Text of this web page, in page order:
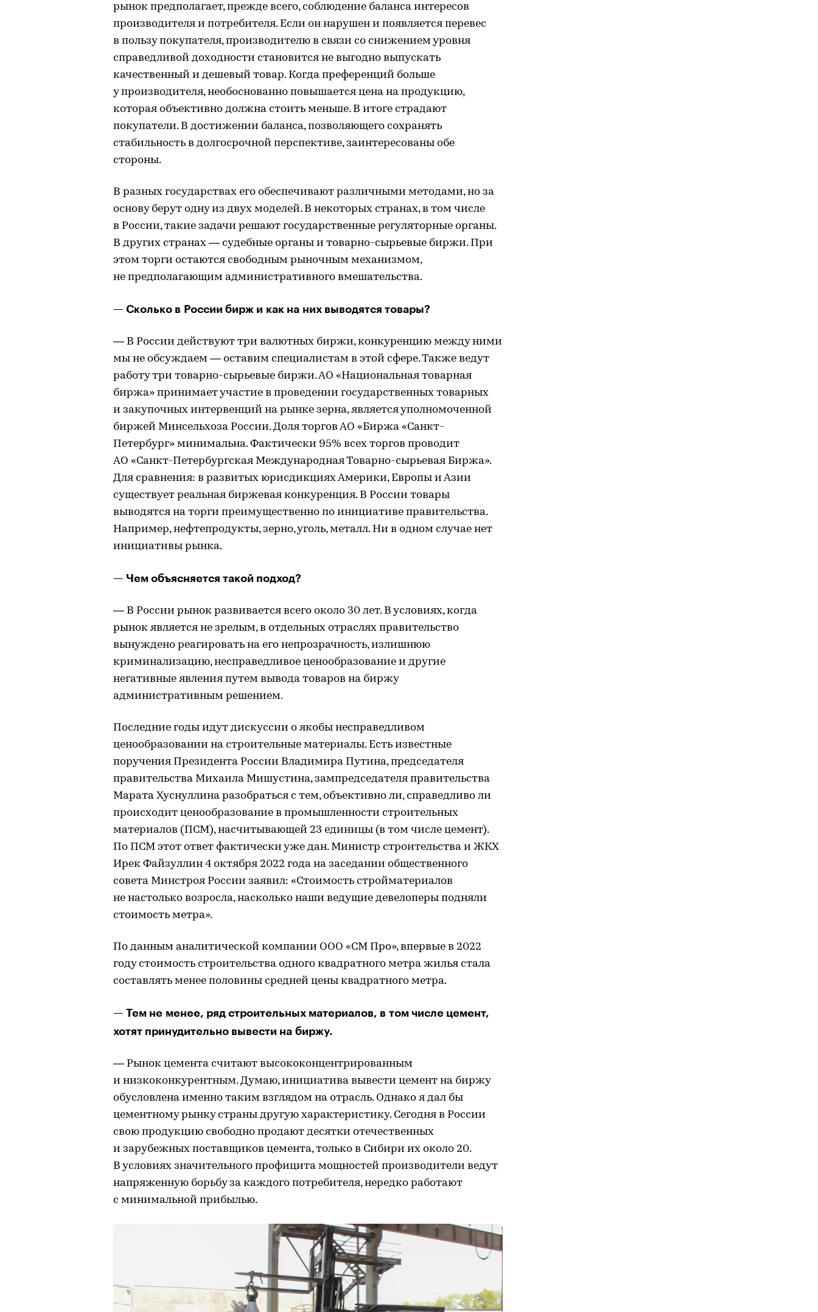
рынок предполагает, прежде всего, соблюдение баланса интересов
производителя и потребителя. Если он нарушен и появляется перевес
в пользу покупателя, производителю в связи со снижением уровня
справедливой доходности становится не выгодно выпускать
качественный и дешевый товар. Когда преференций больше
у производителя, необоснованно повышается цена на продукцию,
которая объективно должна стоить меньше. В итоге страдают
покупатели. В достижении баланса, позволяющего сохранять
стабильность в долгосрочной перспективе, заинтересованы обе
стороны.
В разных государствах его обеспечивают различными методами, но за
основу берут одну из двух моделей. В некоторых странах, в том числе
в России, такие задачи решают государственные регуляторные органы.
В других странах — судебные органы и товарно-сырьевые биржи. При
этом торги остаются свободным рыночным механизмом,
не предполагающим административного вмешательства.
— Сколько в России бирж и как на них выводятся товары?
— В России действуют три валютных биржи, конкуренцию между ними
мы не обсуждаем — оставим специалистам в этой сфере. Также ведут
работу три товарно-сырьевые биржи. АО «Национальная товарная
биржа» принимает участие в проведении государственных товарных
и закупочных интервенций на рынке зерна, является уполномоченной
биржей Минсельхоза России. Доля торгов АО «Биржа «Санкт-
Петербург» минимальна. Фактически 95% всех торгов проводит
АО «Санкт-Петербургская Международная Товарно-сырьевая Биржа».
Для сравнения: в развитых юрисдикциях Америки, Европы и Азии
существует реальная биржевая конкуренция. В России товары
выводятся на торги преимущественно по инициативе правительства.
Например, нефтепродукты, зерно, уголь, металл. Ни в одном случае нет
инициативы рынка.
— Чем объясняется такой подход?
— В России рынок развивается всего около 30 лет. В условиях, когда
рынок является не зрелым, в отдельных отраслях правительство
вынуждено реагировать на его непрозрачность, излишнюю
криминализацию, несправедливое ценообразование и другие
негативные явления путем вывода товаров на биржу
административным решением.
Последние годы идут дискуссии о якобы несправедливом
ценообразовании на строительные материалы. Есть известные
поручения Президента России Владимира Путина, председателя
правительства Михаила Мишустина, зампредседателя правительства
Марата Хуснуллина разобраться с тем, объективно ли, справедливо ли
происходит ценообразование в промышленности строительных
материалов (ПСМ), насчитывающей 23 единицы (в том числе цемент).
По ПСМ этот ответ фактически уже дан. Министр строительства и ЖКХ
Ирек Файзуллин 4 октября 2022 года на заседании общественного
совета Минстроя России заявил: «Стоимость стройматериалов
не настолько возросла, насколько наши ведущие девелоперы подняли
стоимость метра».
По данным аналитической компании ООО «СМ Про», впервые в 2022
году стоимость строительства одного квадратного метра жилья стала
составлять менее половины средней цены квадратного метра.
— Тем не менее, ряд строительных материалов, в том числе цемент,
хотят принудительно вывести на биржу.
— Рынок цемента считают высококонцентрированным
и низкоконкурентным. Думаю, инициатива вывести цемент на биржу
обусловлена именно таким взглядом на отрасль. Однако я дал бы
цементному рынку страны другую характеристику. Сегодня в России
свою продукцию свободно продают десятки отечественных
и зарубежных поставщиков цемента, только в Сибири их около 20.
В условиях значительного профицита мощностей производители ведут
напряженную борьбу за каждого потребителя, нередко работают
с минимальной прибылью.